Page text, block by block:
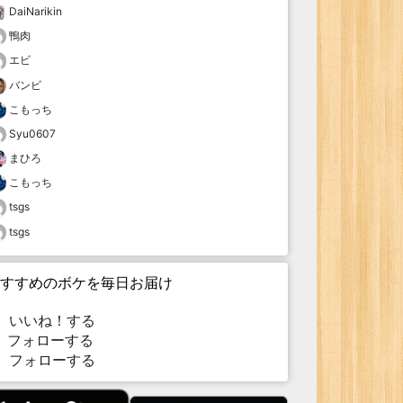
DaiNarikin
鴨肉
エビ
バンビ
こもっち
Syu0607
まひろ
こもっち
tsgs
tsgs
すめのボケを毎日お届け
いいね！する
ォローする
フォローする